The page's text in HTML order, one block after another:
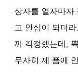
상자를 열자마자
고 안심이 되더
까 걱정했는데,
무사히 제 품에